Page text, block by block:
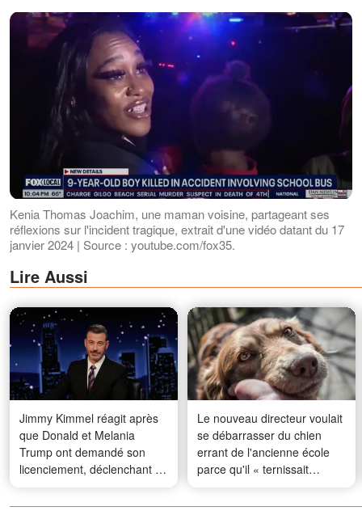
Kenia Thomas Joachim, une maman voisine, partageant ses
réflexions sur l'incident tragique, extrait d'une vidéo datant du 17
janvier 2024 | Source : youtube.com/fox35.
Lire Aussi
Jimmy Kimmel réagit après
que Donald et Melania
Trump ont demandé son
licenciement, déclenchant un
débat en ligne
Le nouveau directeur voulait
se débarrasser du chien
errant de l'ancienne école
parce qu'il « ternissait
l'image » de l'établissement
– Il était loin de se douter à